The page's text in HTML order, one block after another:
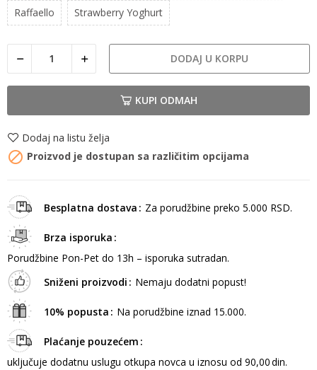
Raffaello
Strawberry Yoghurt
DODAJ U KORPU
KUPI ODMAH
Dodaj na listu želja
 Proizvod je dostupan sa različitim opcijama
Besplatna dostava Za porudžbine preko 5.000 RSD.
Brza isporuka
Porudžbine Pon-Pet do 13h – isporuka sutradan.
Sniženi proizvodi
Nemaju dodatni popust!
10% popusta Na porudžbine iznad 15.000.
Plaćanje pouzećem
uključuje dodatnu uslugu otkupa novca u iznosu od 90,00 din.